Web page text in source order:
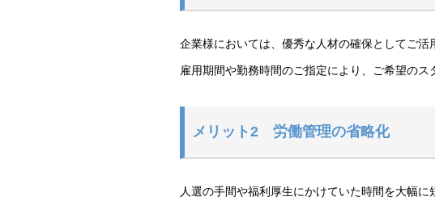
企業様においては、優秀な人材の確保としてご活
雇用期間や勤務時間のご指定により、ご希望のス
メリット2 労働管理の省略化
人選の手間や福利厚生にかけていた時間を大幅に